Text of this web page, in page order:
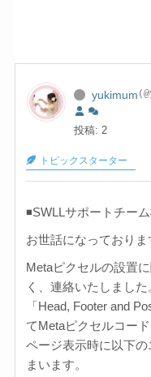
yukimum
投稿: 2
トピックスターター
◾️SWLLサポートチー
お世話になっておりま
Metaピクセルの設置
く、連絡いたしました
「Head, Footer and
てMetaピクセルコー
ページ表示時に以下
まいます。